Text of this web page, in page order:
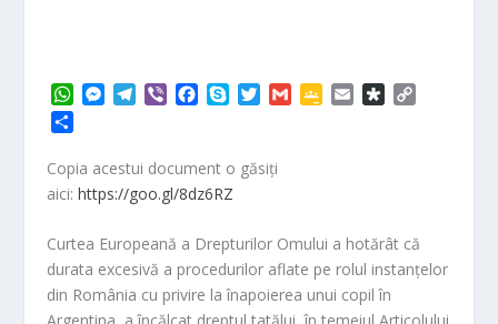
W
t
s
A
p
M
s
n
e
r
T
e
r
m
V
e
r
e
b
o
k
p
e
T
t
G
G
l
a
s
s
D
a
k
r
t
e
a
z
Copia acestui document o găsiți
aici:https://goo.gl/8dz6RZ
Curtea Europeană a Drepturilor Omului a hotărât că
durata excesivă a procedurilor aflate pe rolul instanţelor
din România cu privire la înapoierea unui copil în